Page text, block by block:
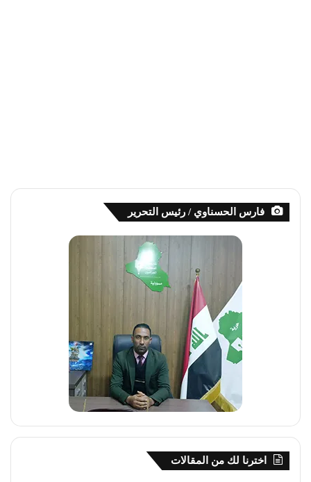
فارس الحسناوي / رئيس التحرير
اخترنا لك من المقالات